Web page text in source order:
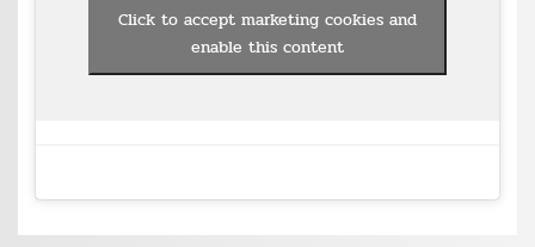
Click to accept marketing cookies and
enable this content